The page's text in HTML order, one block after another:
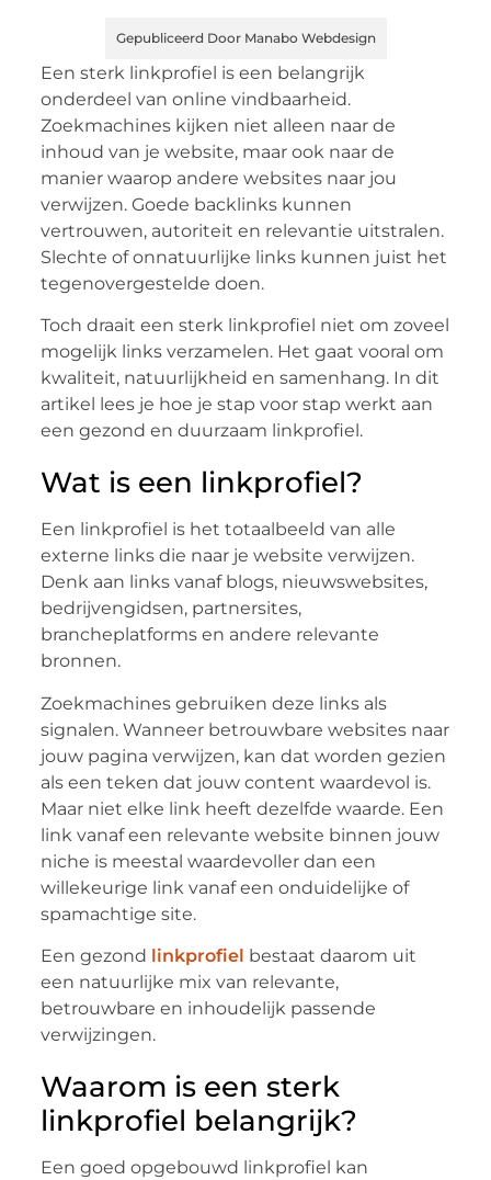
Gepubliceerd Door Manabo Webdesign
Een sterk linkprofiel is een belangrijk
onderdeel van online vindbaarheid.
Zoekmachines kijken niet alleen naar de
inhoud van je website, maar ook naar de
manier waarop andere websites naar jou
verwijzen. Goede backlinks kunnen
vertrouwen, autoriteit en relevantie uitstralen.
Slechte of onnatuurlijke links kunnen juist het
tegenovergestelde doen.
Toch draait een sterk linkprofiel niet om zoveel
mogelijk links verzamelen. Het gaat vooral om
kwaliteit, natuurlijkheid en samenhang. In dit
artikel lees je hoe je stap voor stap werkt aan
een gezond en duurzaam linkprofiel.
Wat is een linkprofiel?
Een linkprofiel is het totaalbeeld van alle
externe links die naar je website verwijzen.
Denk aan links vanaf blogs, nieuwswebsites,
bedrijvengidsen, partnersites,
brancheplatforms en andere relevante
bronnen.
Zoekmachines gebruiken deze links als
signalen. Wanneer betrouwbare websites naar
jouw pagina verwijzen, kan dat worden gezien
als een teken dat jouw content waardevol is.
Maar niet elke link heeft dezelfde waarde. Een
link vanaf een relevante website binnen jouw
niche is meestal waardevoller dan een
willekeurige link vanaf een onduidelijke of
spamachtige site.
Een gezond linkprofiel bestaat daarom uit
een natuurlijke mix van relevante,
betrouwbare en inhoudelijk passende
verwijzingen.
Waarom is een sterk
linkprofiel belangrijk?
Een goed opgebouwd linkprofiel kan